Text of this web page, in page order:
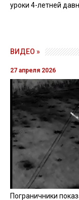
уроки 4-летней
ВИДЕО »
27 апреля 2026
Пограничники